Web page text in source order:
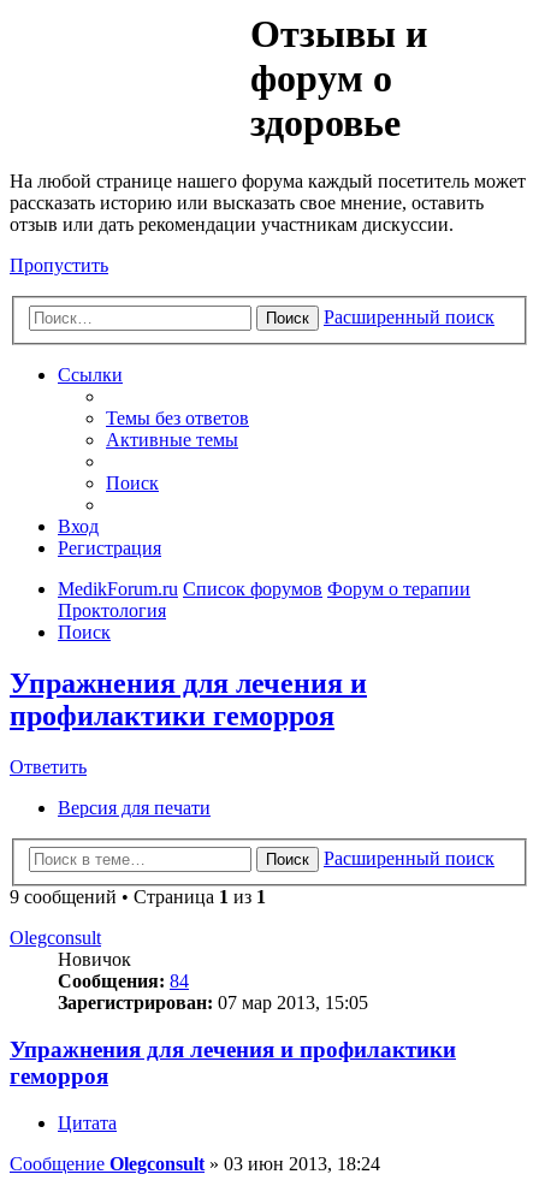
Отзывы и
форум о
здоровье
На любой странице нашего форума каждый посетитель может
рассказать историю или высказать свое мнение, оставить
отзыв или дать рекомендации участникам дискуссии.
Пропустить
Поиск Расширенный поиск
Ссылки
Темы без ответов
Активные темы
Поиск
Вход
Регистрация
MedikForum.ru Список форумов Форум о терапии
Проктология
Поиск
Упражнения для лечения и
профилактики геморроя
Ответить
Версия для печати
Поиск
Расширенный поиск
9 сообщений • Страница 1 из 1
Olegconsult
Новичок
Сообщения: 84
Зарегистрирован: 07 мар 2013, 15:05
Упражнения для лечения и профилактики
геморроя
Цитата
Сообщение Olegconsult » 03 июн 2013, 18:24